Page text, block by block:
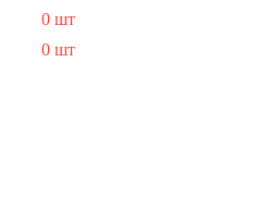
0 шт
0 шт